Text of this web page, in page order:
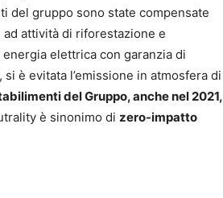
del gruppo sono state compensate
attività di riforestazione e
elettrica con garanzia di
è evitata l’emissione in atmosfera di
del Gruppo, anche nel 2021,
è sinonimo di zero-impatto